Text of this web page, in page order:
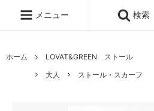
メニュー 検索
ホーム
LOVAT&GREEN ストール
大人
ストール・スカーフ